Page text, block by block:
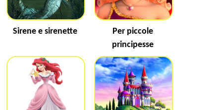
Sirene e sirenette
Per piccole
principesse